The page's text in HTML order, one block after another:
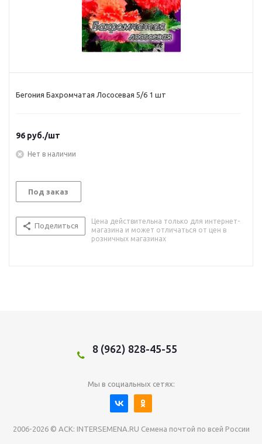
Бегония Бахромчатая Лососевая 5/6 1 шт
96 руб./шт
Нет в наличии
Под заказ
Поделиться
Цена действительна только для интернет-
магазина и может отличаться от цен в
розничных магазинах
8 (962) 828-45-55
Мы в социальных сетях:
2006-2026 © АСК: INTERSEMENA.RU Семена почтой по всей России